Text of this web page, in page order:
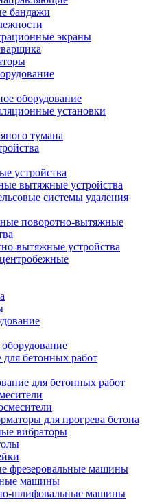
бандажи
экраны
оборудование
установки
тумана
устройства
вытяжные устройства
системы удаления
поворотно-вытяжные
вытяжные устройства
бетонных работ
для бетонных работ
для прогрева бетона
вибраторы
фрезеровальные машины
машины
шлифовальные машины